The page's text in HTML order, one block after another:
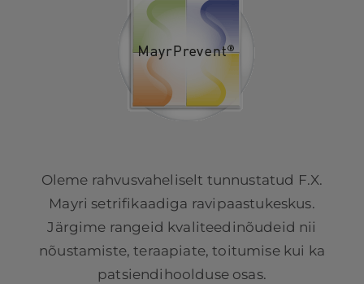
Oleme rahvusvaheliselt tunnustatud F.X.
Mayri setrifikaadiga ravipaastukeskus.
Järgime rangeid kvaliteedinõudeid nii
nõustamiste, teraapiate, toitumise kui ka
patsiendihoolduse osas.